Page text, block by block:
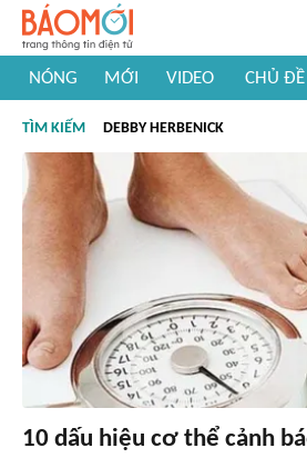
NÓNG MỚI VIDEO CHỦ ĐỀ
#Khám phá thế giới
TÌM KIẾM DEBBY HERBENICK
10 dấu hiệu cơ thể cảnh